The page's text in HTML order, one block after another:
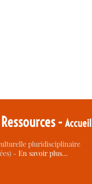
Ressources -Accueil
pluridisciplinaire
-En savoir plus…